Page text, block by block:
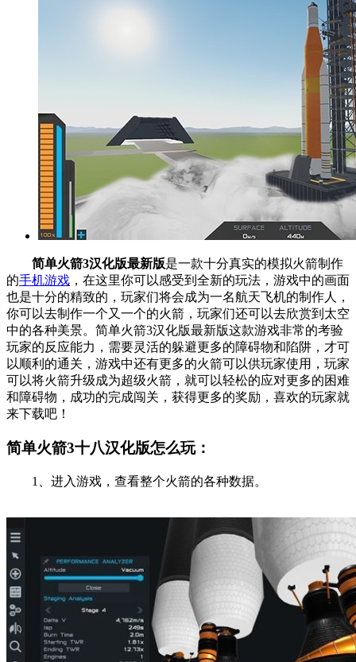
简单火箭3汉化版最新版是一款十分真实的模拟火箭制作
的手机游戏 ，在这里你可以感受到全新的玩法，游戏中的画面
也是十分的精致的，玩家们将会成为一名航天飞机的制作人，
你可以去制作一个又一个的火箭，玩家们还可以去欣赏到太空
中的各种美景。简单火箭3汉化版最新版这款游戏非常的考验
玩家的反应能力，需要灵活的躲避更多的障碍物和陷阱，才可
以顺利的通关，游戏中还有更多的火箭可以供玩家使用，玩家
可以将火箭升级成为超级火箭，就可以轻松的应对更多的困难
和障碍物，成功的完成闯关，获得更多的奖励，喜欢的玩家就
来下载吧！
简单火箭3十八汉化版怎么玩：
1、进入游戏，查看整个火箭的各种数据。